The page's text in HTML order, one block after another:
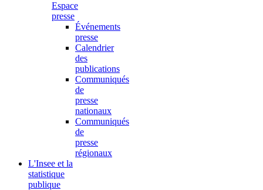
Espace
presse
Événements
presse
Calendrier
des
publications
Communiqués
de
presse
nationaux
Communiqués
de
presse
régionaux
L'Insee et la
statistique
publique